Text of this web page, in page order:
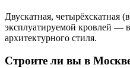
Двускатная, четырёхскатная
эксплуатируемой кровлей —
архитектурного стиля.
Строите ли вы в